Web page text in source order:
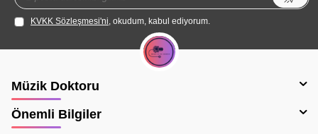
KVKK Sözleşmesi'ni, okudum, kabul ediyorum.
Müzik Doktoru
Önemli Bilgiler